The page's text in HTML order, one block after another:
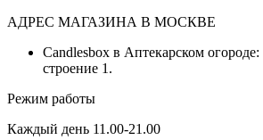
АДРЕС МАГАЗИНА В МОСКВЕ
Candlesbox в Аптекарском
строение 1.
Режим работы
Каждый день 11.00-21.00